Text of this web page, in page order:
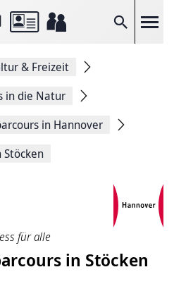
Suche
& Freizeit
in die Natur
in Hannover
Stöcken
für alle
in Stöcken